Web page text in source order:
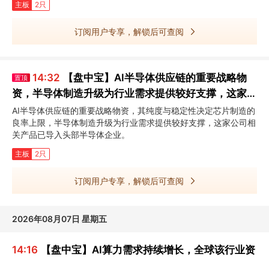
主板 2只
订阅用户专享，解锁后可查阅
置顶 14:32
【盘中宝】AI半导体供应链的重要战略物
资，半导体制造升级为行业需求提供较好支撑，这家公
司相关产品已导入头部半导体企业
AI半导体供应链的重要战略物资，其纯度与稳定性决定芯片制造的
良率上限，半导体制造升级为行业需求提供较好支撑，这家公司相
关产品已导入头部半导体企业。
主板 2只
订阅用户专享，解锁后可查阅
2026年08月07日 星期五
14:16
【盘中宝】AI算力需求持续增长，全球该行业资